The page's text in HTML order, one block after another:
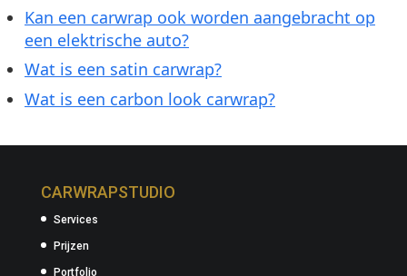
Kan een carwrap ook worden aangebracht op
een elektrische auto?
Wat is een satin carwrap?
Wat is een carbon look carwrap?
CARWRAPSTUDIO
Services
Prijzen
Portfolio